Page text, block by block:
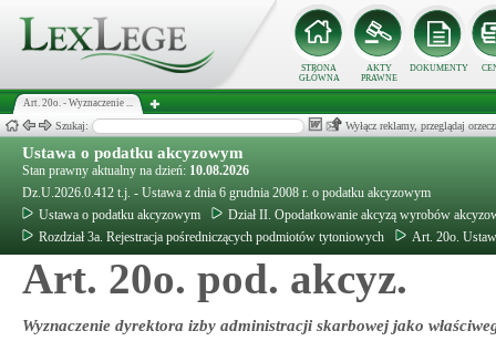
STRONA
GŁÓWNA
AKTY
PRAWNE
DOKUMENTY
Art. 20o. - Wyznaczenie ...
Szukaj: Wyłącz reklamy, przeglądaj
Ustawa o podatku akcyzowym
Stan prawny aktualny na dzień: 10.08.2026
Dz.U.2026.0.412 t.j. - Ustawa z dnia 6 grudnia 2008 r. o podatku akcyzowym
Ustawa o podatku akcyzowym
Dział II. Opodatkowanie akcyzą wyrobów
Rozdział 3a. Rejestracja pośredniczących podmiotów tytoniowych
Art. 20o.
Art. 20o. pod. akcyz.
Wyznaczenie dyrektora izby administracji skarbowej jako